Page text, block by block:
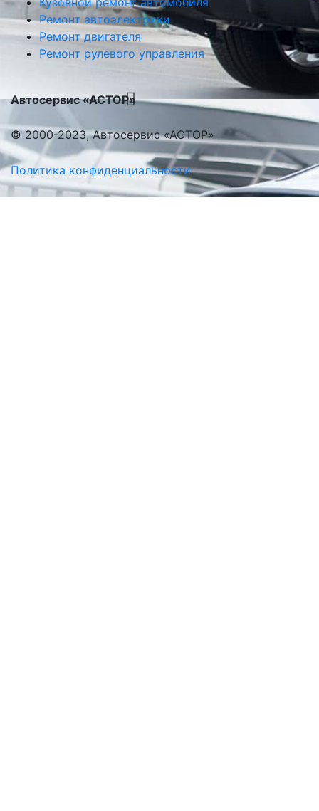
Ремонт автоэлектрики
Ремонт двигателя
Ремонт рулевого управления
Автосервис «АСТОР»
© 2000-2023, Автосервис «АСТОР»
Политика конфиденциальности